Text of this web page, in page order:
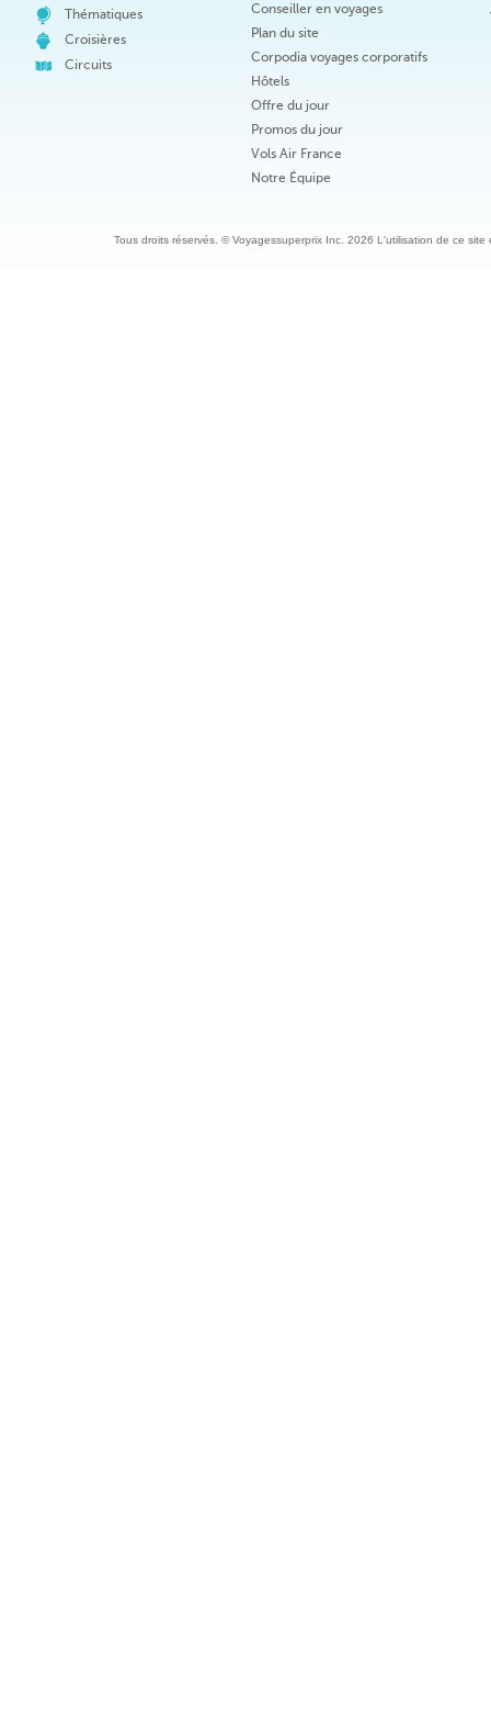
Thématiques
Croisières
Circuits
Conseiller en voyages
Plan du site
Corpodia voyages corporatifs
Hôtels
Offre du jour
Promos du jour
Vols Air France
Notre Équipe
Tous droits réservés. © Voyagessuperprix Inc. 2026 L'utilisation de ce